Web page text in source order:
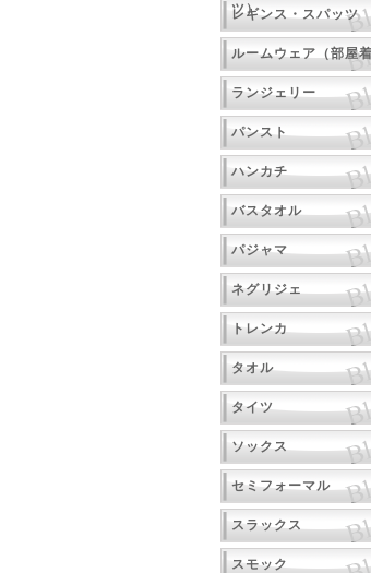
ツ）
レギンス・スパッツ
ルームウェア（部屋
ランジェリー
パンスト
ハンカチ
バスタオル
パジャマ
ネグリジェ
トレンカ
タオル
タイツ
ソックス
セミフォーマル
スラックス
スモック